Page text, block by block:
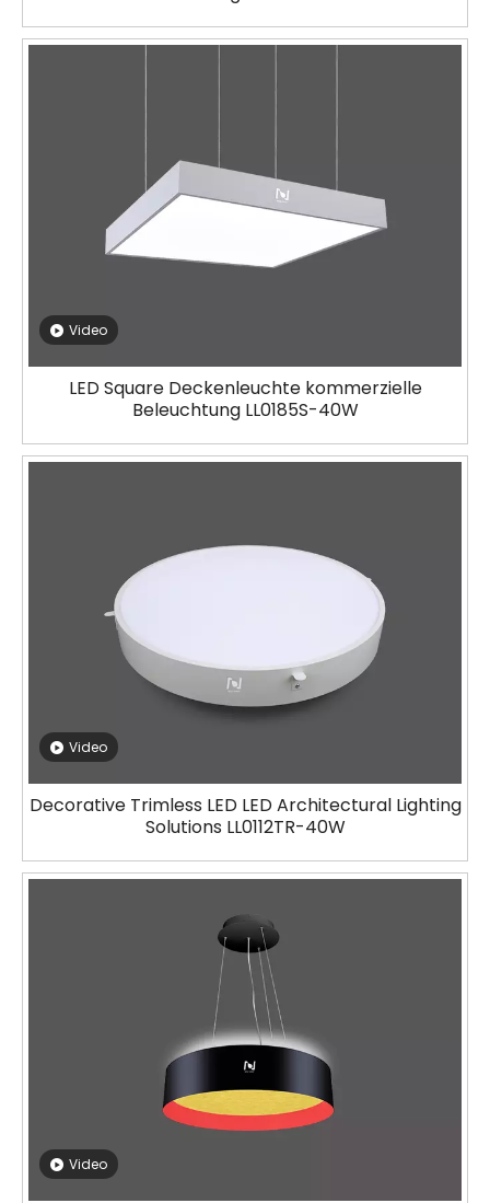
Video
LED Square Deckenleuchte kommerzielle
Beleuchtung LL0185S-40W
Video
Decorative Trimless LED LED Architectural Lighting
Solutions LL0112TR-40W
Video